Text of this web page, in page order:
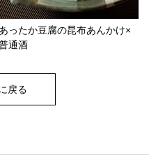
あったか豆腐の昆布あんかけ×
通酒
戻る